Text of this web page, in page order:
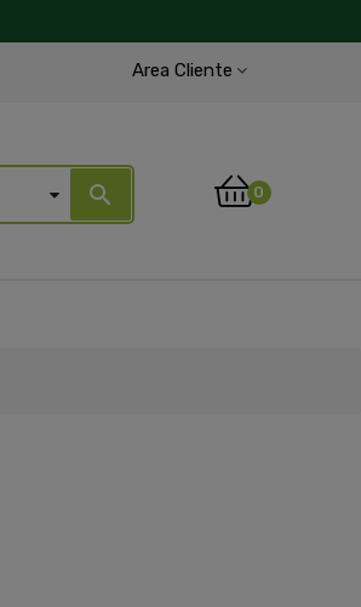
Area Cliente
search 0